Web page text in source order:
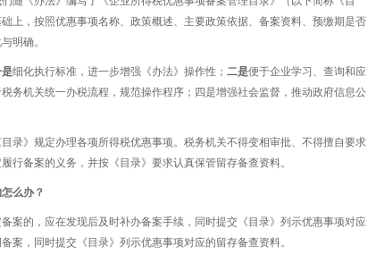
上，按照优惠事项名称、政策概述、主要政策依据、备案资料、预缴期是否
明确。
细化执行标准，进一步增强《办法》操作性； 二是便于企业学习、查询和应
务机关统一办税流程，规范操作程序；四是增强社会监督，推动政府信息公
录》规定办理各项所得税优惠事项。税务机关不得变相审批、不得擅自要求
行备案的义务，并按《目录》要求认真保管留存备查资料。
么办？
案的，应在发现后及时补办备案手续，同时提交《目录》列示优惠事项对应
案，同时提交《目录》列示优惠事项对应的留存备查资料。